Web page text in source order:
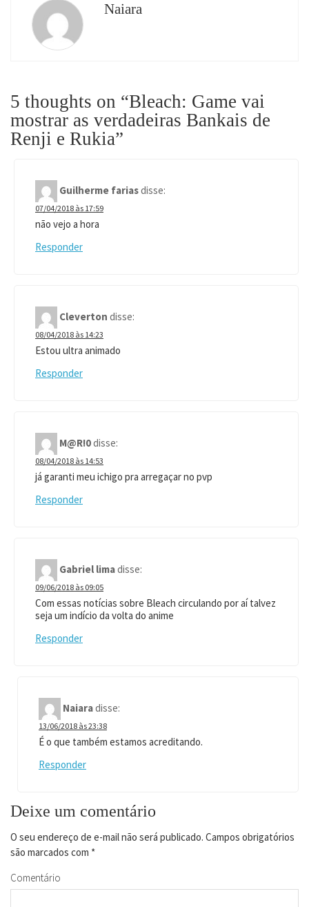
Naiara
5 thoughts on “Bleach: Game vai
mostrar as verdadeiras Bankais de
Renji e Rukia”
Guilherme fariasdisse:
07/04/2018 às 17:59
não vejo a hora
Responder
Cleverton disse:
08/04/2018 às 14:23
Estou ultra animado
Responder
M@R!0disse:
08/04/2018 às 14:53
já garanti meu ichigo pra arregaçar no pvp
Responder
Gabriel limadisse:
09/06/2018 às 09:05
Com essas notícias sobre Bleach circulando por aí talvez
seja um indício da volta do anime
Responder
Naiaradisse:
13/06/2018 às 23:38
É o que também estamos acreditando.
Responder
Deixe um comentário
O seu endereço de e-mail não será publicado. Campos obrigatórios
são marcados com *
Comentário